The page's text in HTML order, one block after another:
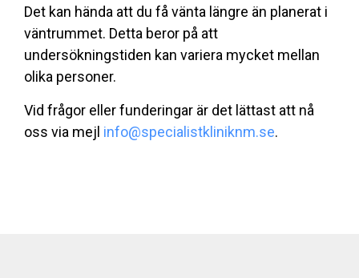
Det kan hända att du få vänta längre än planerat i
väntrummet. Detta beror på att
undersökningstiden kan variera mycket mellan
olika personer.
Vid frågor eller funderingar är det lättast att nå
oss via mejl info@specialistkliniknm.se.